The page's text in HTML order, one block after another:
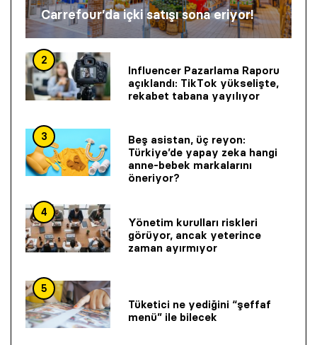
Carrefour’da içki satışı sona eriyor!
2
Influencer Pazarlama Raporu
açıklandı: TikTok yükselişte,
rekabet tabana yayılıyor
3
Beş asistan, üç reyon:
Türkiye’de yapay zeka hangi
anne-bebek markalarını
öneriyor?
4
Yönetim kurulları riskleri
görüyor, ancak yeterince
zaman ayırmıyor
5
Tüketici ne yediğini “şeffaf
menü” ile bilecek